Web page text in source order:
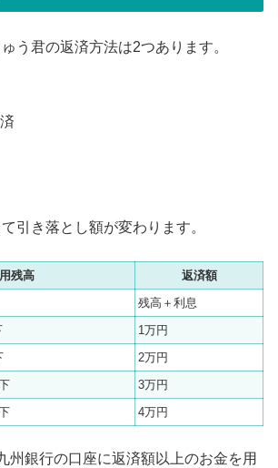
う君の返済方法は2つあります。
引き落とし額が変わります。
残高
返済額
残高＋利息
1万円
2万円
3万円
4万円
州銀行の口座に返済額以上のお金を用